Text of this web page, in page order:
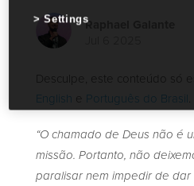
Raphael Galante
Desculpe, este conteúdo só
English e Português do Brasil.
“O chamado de Deus não é
missão. Portanto, não
paralisar nem impedir de
Settings